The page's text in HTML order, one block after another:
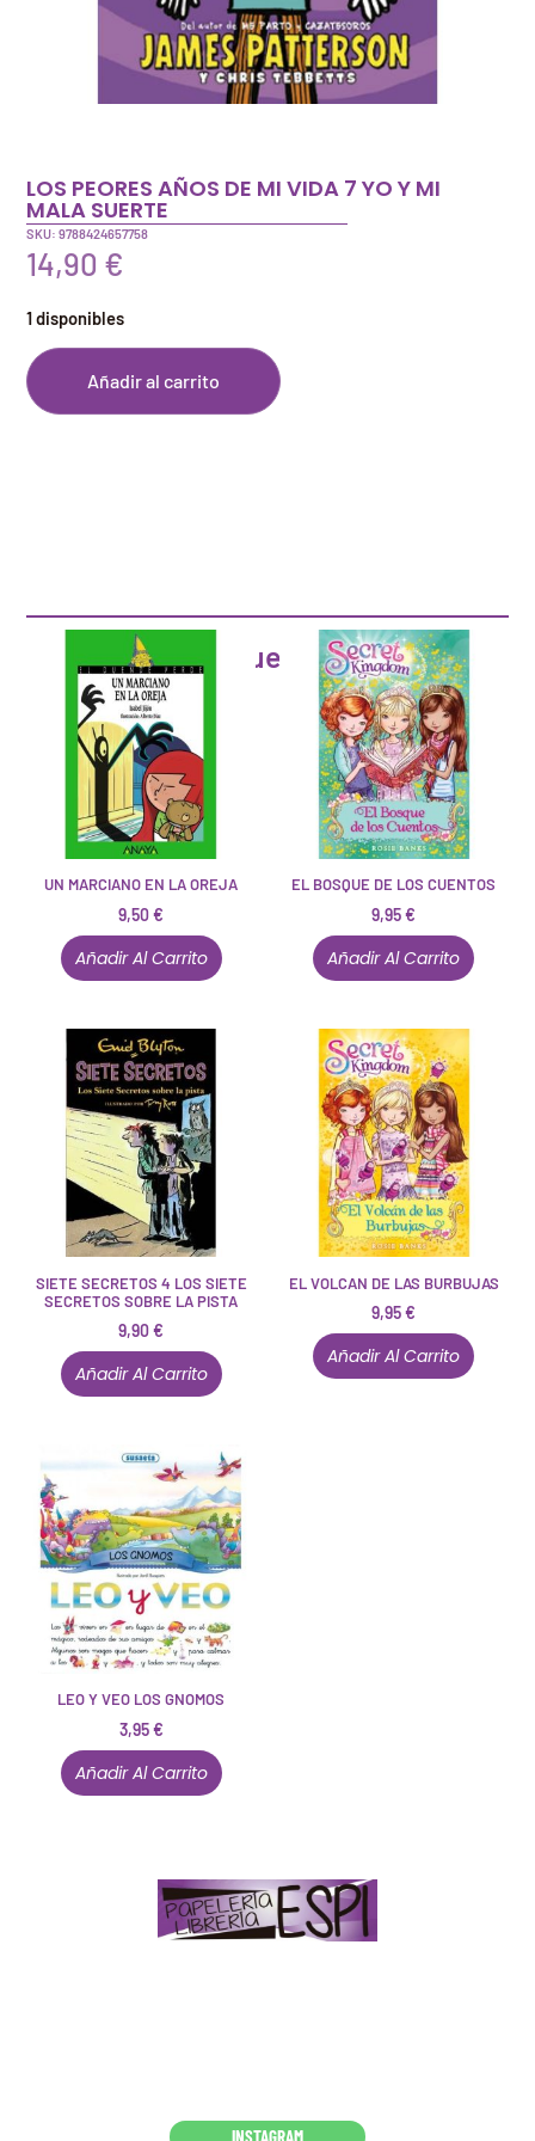
LOS PEORES AÑOS DE MI VIDA 7 YO Y MI
MALA SUERTE
SKU: 9788424657758
14,90 €
1 disponibles
Añadir al carrito
Artículos que pueden interesarte
UN MARCIANO EN LA OREJA
9,50€
Añadir Al Carrito
EL BOSQUE DE LOS CUENTOS
9,95€
Añadir Al Carrito
SIETE SECRETOS 4 LOS SIETE
SECRETOS SOBRE LA PISTA
9,90€
Añadir Al Carrito
EL VOLCAN DE LAS BURBUJAS
9,95€
Añadir Al Carrito
LEO Y VEO LOS GNOMOS
3,95€
Añadir Al Carrito
INSTAGRAM